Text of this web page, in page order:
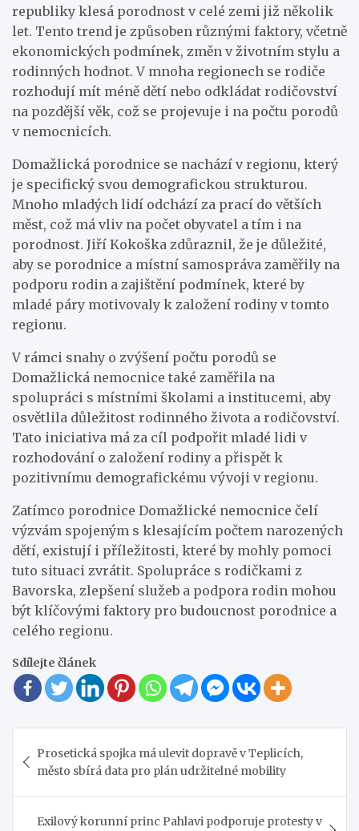
republiky klesá porodnost v celé zemi již několik
let. Tento trend je způsoben různými faktory, včetně
ekonomických podmínek, změn v životním stylu a
rodinných hodnot. V mnoha regionech se rodiče
rozhodují mít méně dětí nebo odkládat rodičovství
na pozdější věk, což se projevuje i na počtu porodů
v nemocnicích.
Domažlická porodnice se nachází v regionu, který
je specifický svou demografickou strukturou.
Mnoho mladých lidí odchází za prací do větších
měst, což má vliv na počet obyvatel a tím i na
porodnost. Jiří Kokoška zdůraznil, že je důležité,
aby se porodnice a místní samospráva zaměřily na
podporu rodin a zajištění podmínek, které by
mladé páry motivovaly k založení rodiny v tomto
regionu.
V rámci snahy o zvýšení počtu porodů se
Domažlická nemocnice také zaměřila na
spolupráci s místními školami a institucemi, aby
osvětlila důležitost rodinného života a rodičovství.
Tato iniciativa má za cíl podpořit mladé lidi v
rozhodování o založení rodiny a přispět k
pozitivnímu demografickému vývoji v regionu.
Zatímco porodnice Domažlické nemocnice čelí
výzvám spojeným s klesajícím počtem narozených
dětí, existují i příležitosti, které by mohly pomoci
tuto situaci zvrátit. Spolupráce s rodičkami z
Bavorska, zlepšení služeb a podpora rodin mohou
být klíčovými faktory pro budoucnost porodnice a
celého regionu.
Sdílejte článek
pro
příspěvek
Prosetická spojka má ulevit dopravě v Teplicích,
město sbírá data pro plán udržitelné mobility
Exilový korunní princ Pahlavi podporuje protesty v